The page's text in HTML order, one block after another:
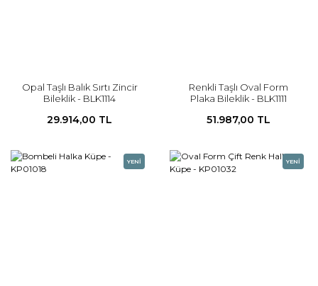
Opal Taşlı Balık Sırtı Zincir
Bileklik - BLK1114
29.914,00 TL
Renkli Taşlı Oval Form
Plaka Bileklik - BLK1111
51.987,00 TL
YENİ YENİ